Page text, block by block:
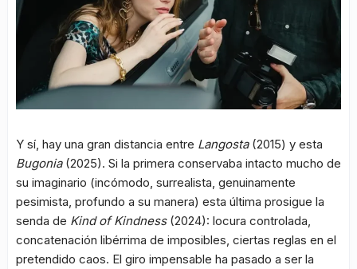
Y sí, hay una gran distancia entre Langosta(2015) y esta
Bugonia(2025). Si la primera conservaba intacto mucho de
su imaginario (incómodo, surrealista, genuinamente
pesimista, profundo a su manera) esta última prosigue la
senda de Kind of Kindness(2024): locura controlada,
concatenación libérrima de imposibles, ciertas reglas en el
pretendido caos. El giro impensable ha pasado a ser la